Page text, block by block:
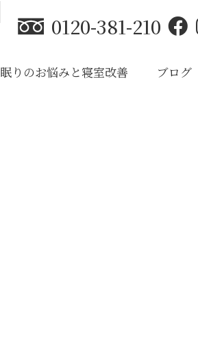
0120-381-210
眠りのお悩みと寝室改善 ブログ